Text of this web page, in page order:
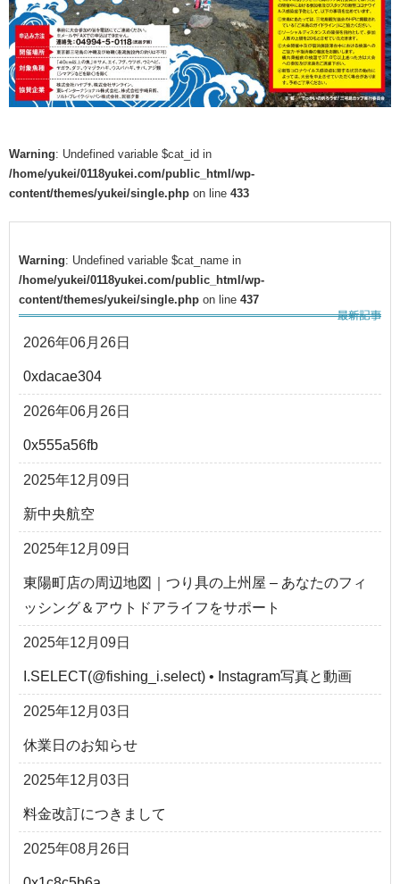
Warning: Undefined variable $cat_id in
/home/yukei/0118yukei.com/public_html/wp-
content/themes/yukei/single.php on line 433
Warning: Undefined variable $cat_name in
/home/yukei/0118yukei.com/public_html/wp-
content/themes/yukei/single.php on line 437
2026年06月26日
0xdacae304
2026年06月26日
0x555a56fb
2025年12月09日
新中央航空
2025年12月09日
東陽町店の周辺地図｜つり具の上州屋 – あなたのフィ
ッシング＆アウトドアライフをサポート
2025年12月09日
I.SELECT(@fishing_i.select) • Instagram写真と動画
2025年12月03日
休業日のお知らせ
2025年12月03日
料金改訂につきまして
2025年08月26日